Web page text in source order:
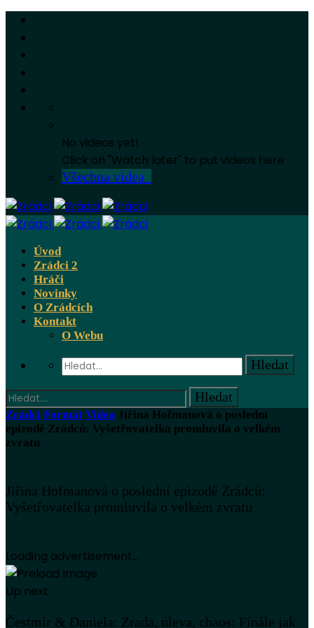
No videos yet!
Click on "Watch later" to put videos here
Všechna videa
Úvod
Zrádci 2
Hráči
Novinky
O Zrádcích
Kontakt
O Webu
Zrádci Formát Videa Jiřina Hofmanová o poslední
epizodě Zrádců: Vyšetřovatelka promluvila o velkém
zvratu
Jiřina Hofmanová o poslední epizodě Zrádců:
Vyšetřovatelka promluvila o velkém zvratu
Loading advertisement...
Up next
Čestmír & Daniela: Zrada, úleva, chaos: Finále jak